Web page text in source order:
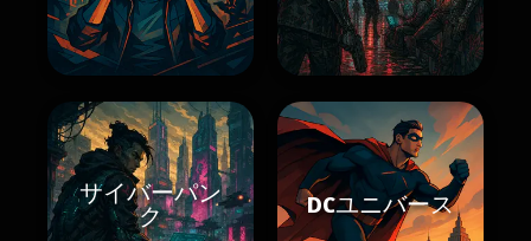
サイバーパン
ク
DCユニバース